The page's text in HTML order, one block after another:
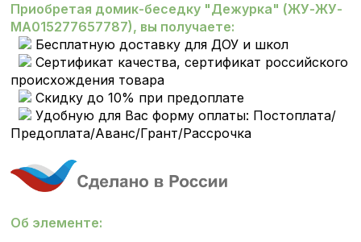
Приобретая домик-беседку "Дежурка" (ЖУ-ЖУ-
МА015277657787), вы получаете:
Бесплатную доставку для ДОУ и школ
Сертификат качества, сертификат российского
происхождения товара
Скидку до 10% при предоплате
Удобную для Вас форму оплаты: Постоплата/
Предоплата/Аванс/Грант/Рассрочка
Об элементе: